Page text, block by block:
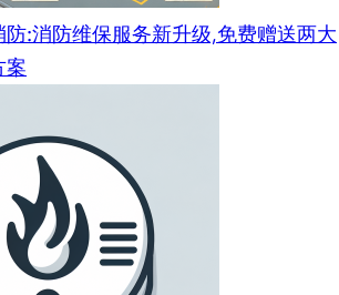
:消防维保服务新升级,免费赠送两大
案